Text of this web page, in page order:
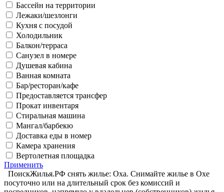
Бассейн на территории
Лежаки/шезлонги
Кухня с посудой
Холодильник
Балкон/терраса
Санузел в номере
Душевая кабина
Ванная комната
Бар/ресторан/кафе
Предоставляется трансфер
Прокат инвентаря
Стиральная машина
Мангал/барбекю
Доставка еды в номер
Камера хранения
Вертолетная площадка
Применить
ПоискЖилья.РФ снять жилье: Оха. Снимайте жилье в Охе
посуточно или на длительный срок без комиссий и